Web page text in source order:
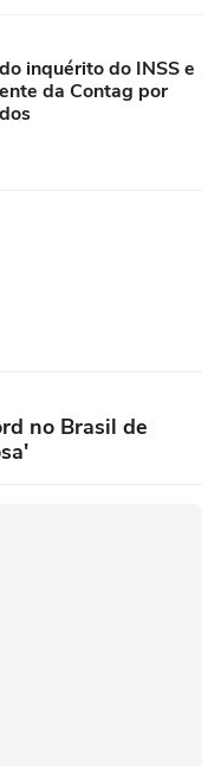
inquérito do INSS e
da Contag por
no Brasil de